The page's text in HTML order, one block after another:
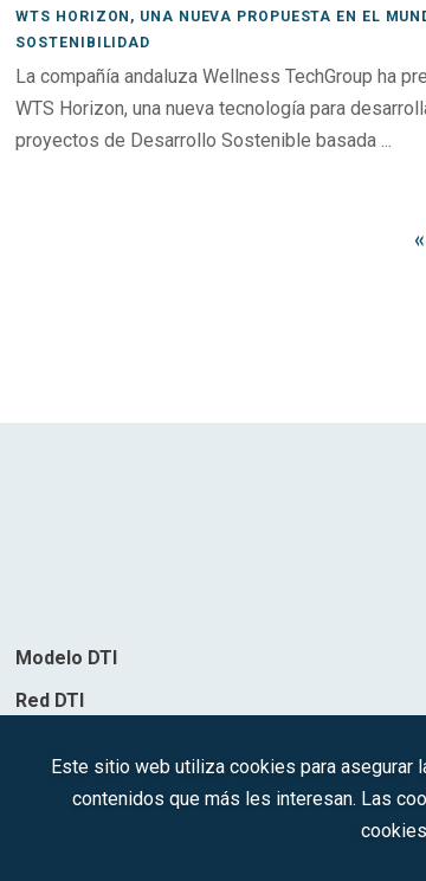
WTS HORIZON, UNA NUEVA PROPUESTA EN EL
SOSTENIBILIDAD
La compañía andaluza Wellness TechGroup ha
WTS Horizon, una nueva tecnología para
proyectos de Desarrollo Sostenible basada ...
Modelo DTI
Red DTI
Este sitio web utiliza cookies para asegurar
contenidos que más les interesan. Las